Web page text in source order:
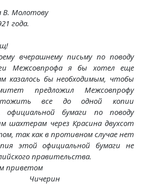
В. Молотову
года.
вчерашнему письму по поводу
Межсовпрофа я бы хотел еще
казалось бы необходимым, чтобы
предложил Межсовпрофу
все до одной копии
бумаги по поводу
шахтерам через Красина двухсот
так как в противном случае нет
этой официальной бумаги не
правительства.
приветом